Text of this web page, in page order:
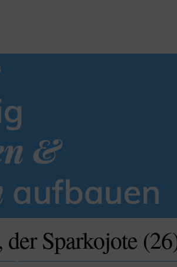
der Sparkojote